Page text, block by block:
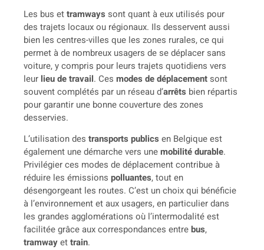
Les bus ettramways sont quant à eux utilisés pour
des trajets locaux ou régionaux. Ils desservent aussi
bien les centres-villes que les zones rurales, ce qui
permet à de nombreux usagers de se déplacer sans
voiture, y compris pour leurs trajets quotidiens vers
leur lieu de travail. Ces modes de déplacement sont
souvent complétés par un réseau d’arrêts bien répartis
pour garantir une bonne couverture des zones
desservies.
L’utilisation des transports publics en Belgique est
également une démarche vers unemobilité durable.
Privilégier ces modes de déplacement contribue à
réduire les émissions polluantes, tout en
désengorgeant les routes. C’est un choix qui bénéficie
à l’environnement et aux usagers, en particulier dans
les grandes agglomérations où l’intermodalité est
facilitée grâce aux correspondances entrebus,
tramwayettrain.